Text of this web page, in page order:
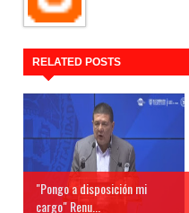
RELATED POSTS
"Pongo a disposición mi
cargo" Renu...